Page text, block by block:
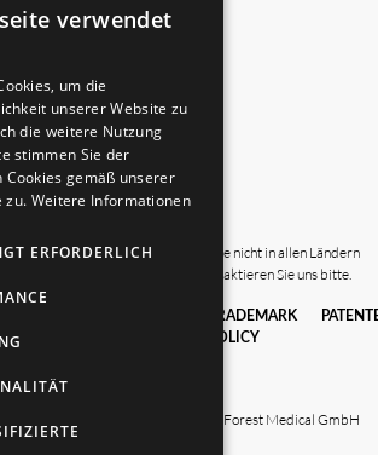
Website auch Produkte zeigt, die nicht in allen Ländern
Verfügbarkeit in Ihrem Land kontaktieren Sie uns bitte.
TRADEMARK
POLICY
© 2025 Black Forest Medical GmbH
ENGLISH
verwendet
um die
unserer Website zu
die weitere Nutzung
stimmen Sie der
Cookies gemäß unserer
zu. Weitere Informationen
ERFORDERLICH